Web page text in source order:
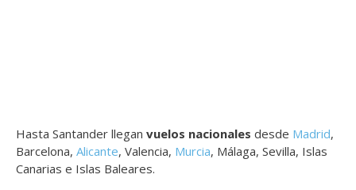
Hasta Santander llegan vuelos nacionales desde Madrid,
Barcelona, Alicante, Valencia, Murcia, Málaga, Sevilla, Islas
Canarias e Islas Baleares.